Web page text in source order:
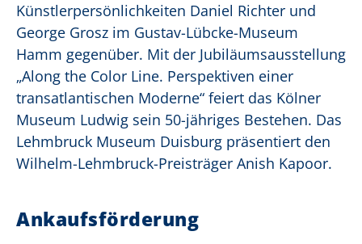
Künstlerpersönlichkeiten Daniel Richter und
George Grosz im Gustav-Lübcke-Museum
Hamm gegenüber. Mit der Jubiläumsausstellung
„Along the Color Line. Perspektiven einer
transatlantischen Moderne“ feiert das Kölner
Museum Ludwig sein 50-jähriges Bestehen. Das
Lehmbruck Museum Duisburg präsentiert den
Wilhelm-Lehmbruck-Preisträger Anish Kapoor.
Ankaufsförderung